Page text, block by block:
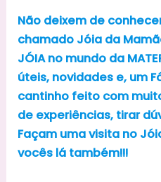
Não deixem de
chamado Jóia da
JÓIA no mundo da
úteis, novidades e, um
cantinho feito com
de experiências, tirar
Façam uma visita no
vocês lá também!!!